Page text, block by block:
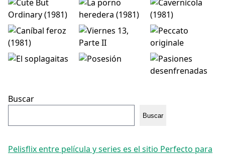
Buscar
Buscar
Pelisflix entre película y series es el sitio Perfecto para